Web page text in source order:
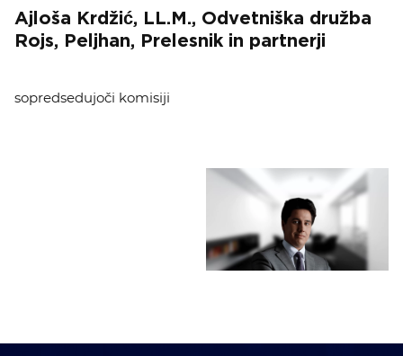
Ajloša Krdžić, LL.M., Odvetniška družba
Rojs, Peljhan, Prelesnik in partnerji
sopredsedujoči komisiji